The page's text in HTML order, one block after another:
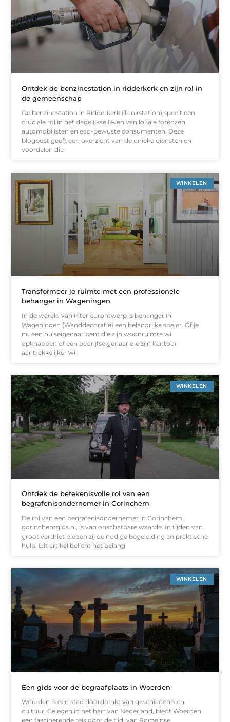
Ontdek de benzinestation in ridderkerk en zijn rol in
de gemeenschap
De benzinestation in Ridderkerk (Tankstation) speelt een
cruciale rol in het dagelijkse leven van lokale forenzen,
automobilisten en eco-bewuste consumenten. Deze
blogpost geeft een overzicht van de unieke diensten en
voordelen die
WINKELEN
Transformeer je ruimte met een professionele
behanger in Wageningen
In de wereld van interieurontwerp is behanger in
Wageningen (Wanddecoratie) een belangrijke speler. Of je
nu een huiseigenaar bent die zijn woonruimte wil
opknappen of een bedrijfseigenaar die zijn kantoor
aantrekkelijker wil
WINKELEN
Ontdek de betekenisvolle rol van een
begrafenisondernemer in Gorinchem
De rol van een begrafenisondernemer in Gorinchem.
gorinchemgids.nl. is van onschatbare waarde. In tijden van
groot verdriet bieden zij de nodige begeleiding en praktische
hulp. Dit artikel belicht het belang
WINKELEN
Een gids voor de begraafplaats in Woerden
Woerden is een stad doordrenkt van geschiedenis en
cultuur. Gelegen in het hart van Nederland, biedt Woerden
een fascinerende reis door de tijd, van Romeinse